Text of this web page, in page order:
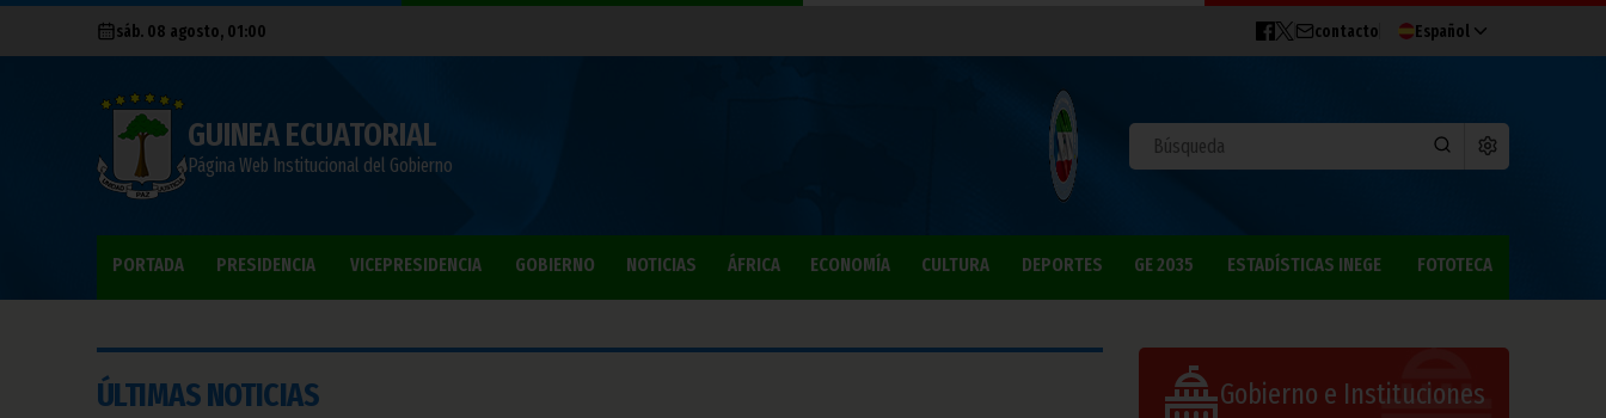
sáb. 08 agosto, 01:00 contacto Español
GUINEA ECUATORIAL
Página Web Institucional del Gobierno
PORTADA PRESIDENCIA VICEPRESIDENCIA GOBIERNO NOTICIAS ÁFRICA ECONOMÍA CULTURA DEPORTES GE 2035 ESTADÍSTICAS INEGE FOTOTECA
ÚLTIMAS NOTICIAS Gobierno e Instituciones